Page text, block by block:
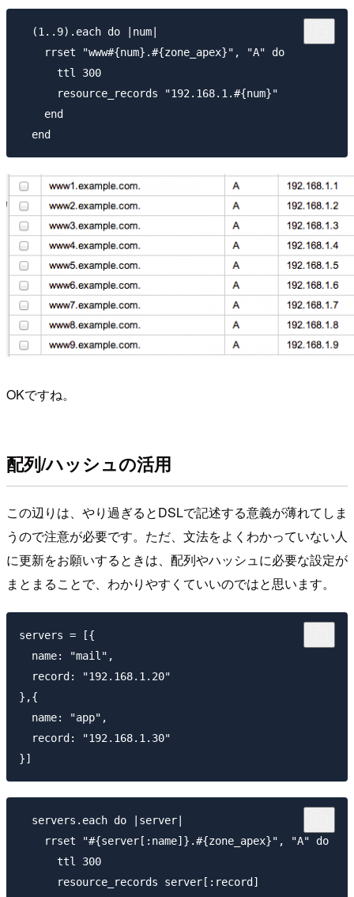
  (1..9).each do |num|
    rrset "www#{num}.#{zone_apex}", "A" do
      ttl 300
      resource_records "192.168.1.#{num}"
    end
OKですね。
配列/ハッシュの活用
この辺りは、やり過ぎるとDSLで記述する意義が薄れてしま
うので注意が必要です。ただ、文法をよくわかっていない人
に更新をお願いするときは、配列やハッシュに必要な設定が
まとまることで、わかりやすくていいのではと思います。
servers = [{
  name: "mail",
  record: "192.168.1.20"
},{
  name: "app",
  record: "192.168.1.30"
  servers.each do |server|
    rrset "#{server[:name]}.#{zone_apex}", "A" do
      ttl 300
      resource_records server[:record]